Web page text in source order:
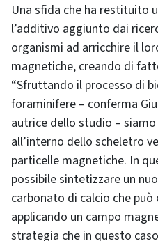
Una sfida che ha restituito
l’additivo aggiunto dai
organismi ad arricchire il
magnetiche, creando di
“Sfruttando il processo di
foraminifere – conferma
autrice dello studio –
all’interno dello scheletro
particelle magnetiche. In
possibile sintetizzare un
carbonato di calcio che
applicando un campo
strategia che in questo